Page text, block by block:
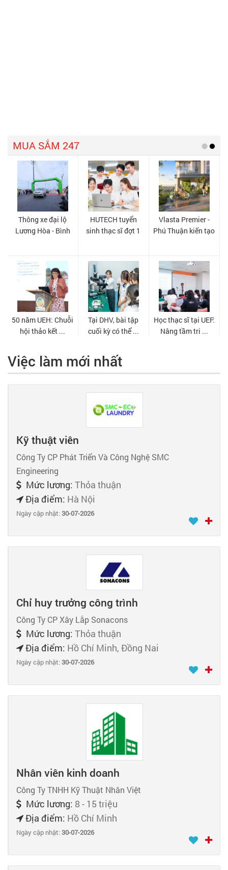
Việc làm mới nhất
Kỹ thuật viên
Công Ty CP Phát Triển Và Công Nghệ SMC
Engineering
Mức lương: Thỏa thuận
Địa điểm: Hà Nội
Ngày cập nhật:30-07-2026
Chỉ huy trưởng công trình
Công Ty CP Xây Lắp Sonacons
Mức lương: Thỏa thuận
Địa điểm: Hồ Chí Minh, Đồng Nai
Ngày cập nhật:30-07-2026
Nhân viên kinh doanh
Công Ty TNHH Kỹ Thuật Nhân Việt
Mức lương: 8 - 15 triệu
Địa điểm: Hồ Chí Minh
Ngày cập nhật:30-07-2026